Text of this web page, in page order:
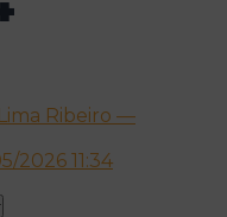
Ribeiro —
2026 11:34